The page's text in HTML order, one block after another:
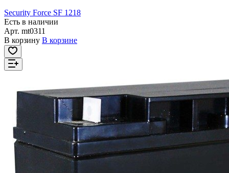
Security Force SF 1218
Есть в наличии
Арт. mt0311
В корзину В корзине